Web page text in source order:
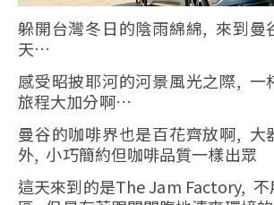
躲開台灣冬日的陰雨綿綿, 來到曼
天…
感受昭披耶河的河景風光之際, 一
旅程大加分啊…
曼谷的咖啡界也是百花齊放啊, 大
外, 小巧簡約但咖啡品質一樣出眾
這天來到的是The Jam Factory, 不